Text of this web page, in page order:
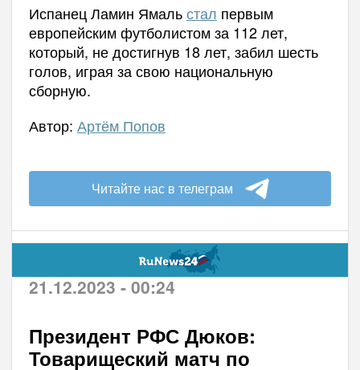
Испанец Ламин Ямальстал первым
европейским футболистом за 112 лет,
который, не достигнув 18 лет, забил шесть
голов, играя за свою национальную
сборную.
Автор: Артём Попов
Читайте нас в телеграм
21.12.2023 - 00:24
Президент РФС Дюков:
Товарищеский матч по